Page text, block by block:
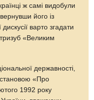
ж самі видобули
його із
варто згадати
«Великим
державності,
«Про
1992 року